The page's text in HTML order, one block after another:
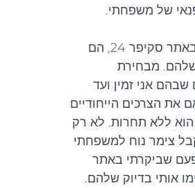
של משפחתי.
בכל פעם שביקרתי באתר סקיפר 24, הם
שלהם. מבחירת
אני זמין ועד
את הצרכים הייחודיים
ללא תחרות. לא רק
צימר נוח למשפחתי
שביקרתי באתר
הדהימו אותי בדיוק שלהם.